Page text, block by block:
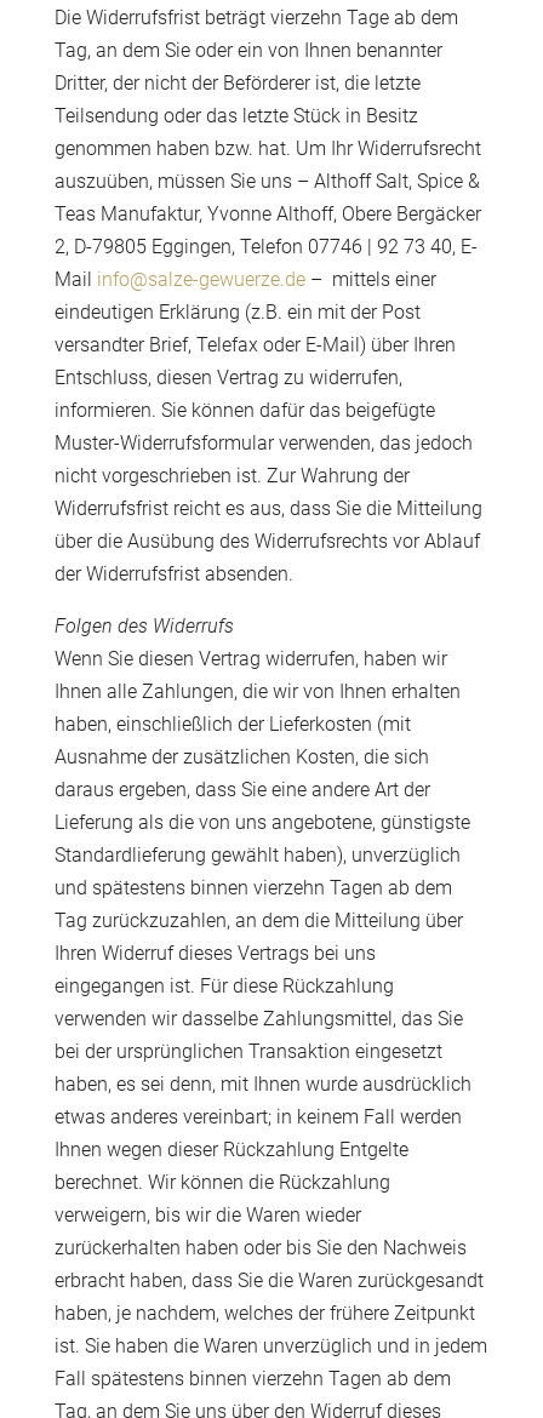
Die Widerrufsfrist beträgt vierzehn Tage ab dem
Tag, an dem Sie oder ein von Ihnen benannter
Dritter, der nicht der Beförderer ist, die letzte
Teilsendung oder das letzte Stück in Besitz
genommen haben bzw. hat. Um Ihr Widerrufsrecht
auszuüben, müssen Sie uns – Althoff Salt, Spice &
Teas Manufaktur, Yvonne Althoff, Obere Bergäcker
2, D-79805 Eggingen, Telefon 07746 | 92 73 40, E-
Mail info@salze-gewuerze.de – mittels einer
eindeutigen Erklärung (z.B. ein mit der Post
versandter Brief, Telefax oder E-Mail) über Ihren
Entschluss, diesen Vertrag zu widerrufen,
informieren. Sie können dafür das beigefügte
Muster-Widerrufsformular verwenden, das jedoch
nicht vorgeschrieben ist. Zur Wahrung der
Widerrufsfrist reicht es aus, dass Sie die Mitteilung
über die Ausübung des Widerrufsrechts vor Ablauf
der Widerrufsfrist absenden.
Folgen des Widerrufs
Wenn Sie diesen Vertrag widerrufen, haben wir
Ihnen alle Zahlungen, die wir von Ihnen erhalten
haben, einschließlich der Lieferkosten (mit
Ausnahme der zusätzlichen Kosten, die sich
daraus ergeben, dass Sie eine andere Art der
Lieferung als die von uns angebotene, günstigste
Standardlieferung gewählt haben), unverzüglich
und spätestens binnen vierzehn Tagen ab dem
Tag zurückzuzahlen, an dem die Mitteilung über
Ihren Widerruf dieses Vertrags bei uns
eingegangen ist. Für diese Rückzahlung
verwenden wir dasselbe Zahlungsmittel, das Sie
bei der ursprünglichen Transaktion eingesetzt
haben, es sei denn, mit Ihnen wurde ausdrücklich
etwas anderes vereinbart; in keinem Fall werden
Ihnen wegen dieser Rückzahlung Entgelte
berechnet. Wir können die Rückzahlung
verweigern, bis wir die Waren wieder
zurückerhalten haben oder bis Sie den Nachweis
erbracht haben, dass Sie die Waren zurückgesandt
haben, je nachdem, welches der frühere Zeitpunkt
ist. Sie haben die Waren unverzüglich und in jedem
Fall spätestens binnen vierzehn Tagen ab dem
Tag, an dem Sie uns über den Widerruf dieses